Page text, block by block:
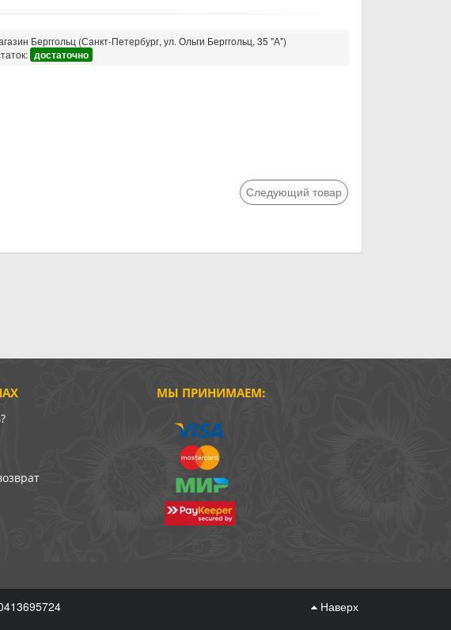
Берггольц (Санкт-Петербург, ул. Ольги Берггольц, 35 "А")
достаточно
Следующий товар
МЫ ПРИНИМАЕМ:
Наверх